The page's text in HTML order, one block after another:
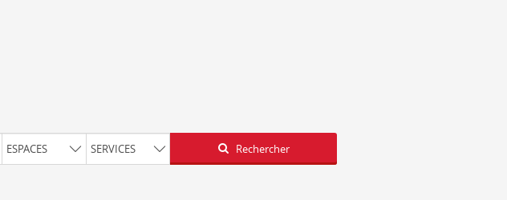
ESPACES SERVICES Latitude
Longitude Rechercher